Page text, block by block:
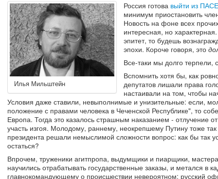
Илья Мильштейн
Россия готова выйти из ПАСЕ
минимум приостановить
Новость на фоне всех
интересная, но
эпитет, то будешь
эпохи. Короче говоря, это
Все-таки мы долго терпели,
Вспомнить хотя бы, как
депутатов лишали права
настаивали на том, чтобы
Условия даже ставили, невыполнимые и унизительные: если,
положение с правами человека в Чеченской Республике", то
Европа. Тогда это казалось страшным наказанием - отлучение
участь изгоя. Молодому, раннему, неокрепшему Путину тоже
президента решали немыслимой сложности вопрос: как бы так
остаться?
Впрочем, труженики агитпропа, выдумщики и пиарщики,
научились отрабатывать государственные заказы, и метался в
главнокомандующему о происшествии невероятном: русский